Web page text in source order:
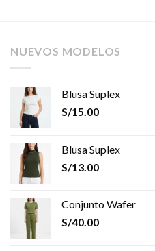
NUEVOS MODELOS
Blusa Suplex
S/15.00
Blusa Suplex
S/13.00
Conjunto Wafer
S/40.00